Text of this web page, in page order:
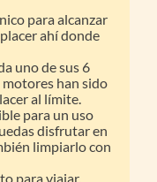
para alcanzar
ahí donde
uno de sus 6
motores han sido
al límite.
para un uso
disfrutar en
limpiarlo con
para viajar.